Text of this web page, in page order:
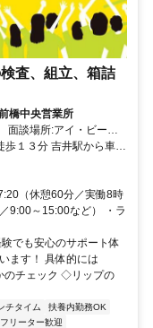
査、組立、箱詰
橋中央営業所
談場所:アイ・ビー・
業所 WEB面談可能
１３分 吉井駅から車で
（休憩60分／実働8時
9:00～15:00など） ・ラ
でも安心のサポート体
ます！ 具体的には
のチェック ◇リップの
チタイム
扶養内勤務OK
フリーター歓迎